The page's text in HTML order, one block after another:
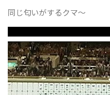
同じ匂いがするクマ〜